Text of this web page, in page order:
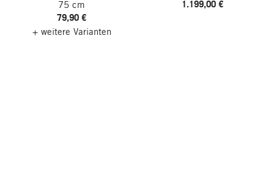
75 cm
79,90 €
+ weitere Varianten
1.199,00 €